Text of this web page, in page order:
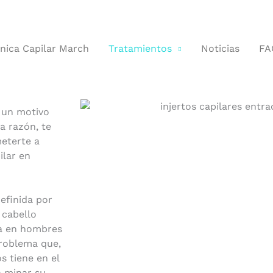
Capilar March Tratamientos Noticias
motivo
razón, te
a
en
por
en hombres
que,
tiene en el